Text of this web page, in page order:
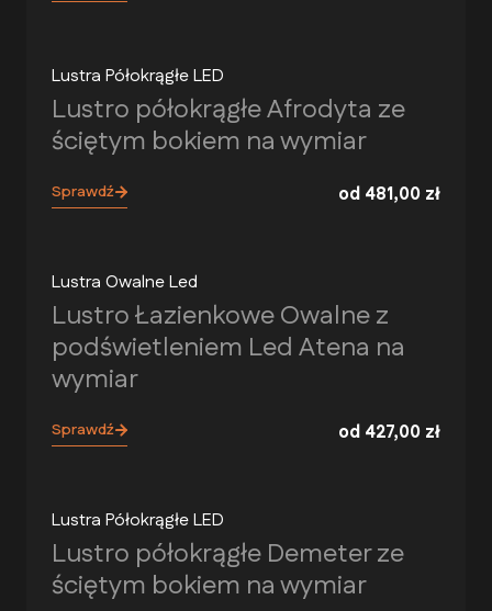
Lustra Półokrągłe LED
Lustro półokrągłe Afrodyta ze
ściętym bokiem na wymiar
Sprawdź od 481,00 zł
Lustra Owalne Led
Lustro Łazienkowe Owalne z
podświetleniem Led Atena na
wymiar
Sprawdź od 427,00 zł
Lustra Półokrągłe LED
Lustro półokrągłe Demeter ze
ściętym bokiem na wymiar